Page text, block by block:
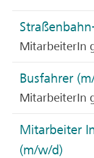
MitarbeiterIn
Busfahrer
MitarbeiterIn
Mitarbeiter
(m/w/d)